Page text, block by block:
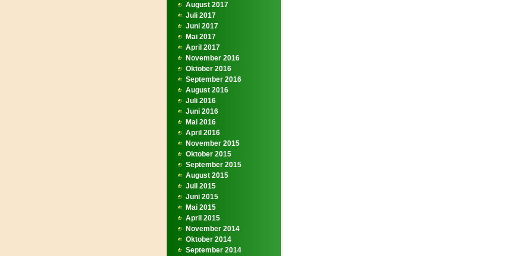
August 2017
Juli 2017
Juni 2017
Mai 2017
April 2017
November 2016
Oktober 2016
September 2016
August 2016
Juli 2016
Juni 2016
Mai 2016
April 2016
November 2015
Oktober 2015
September 2015
August 2015
Juli 2015
Juni 2015
Mai 2015
April 2015
November 2014
Oktober 2014
September 2014